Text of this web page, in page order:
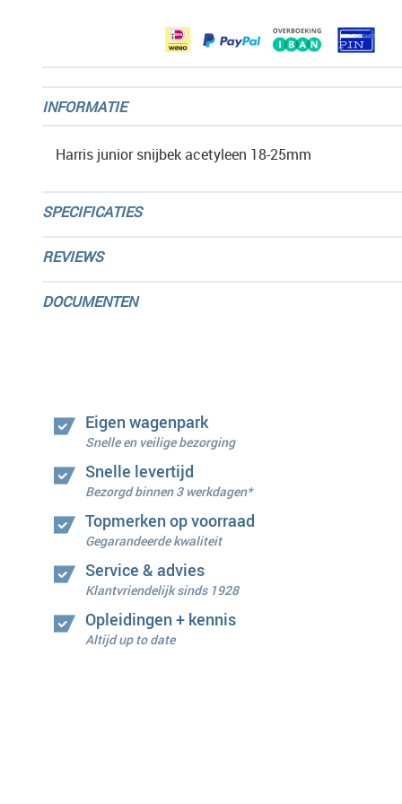
INFORMATIE
Harris junior snijbek acetyleen 18-25mm
SPECIFICATIES
REVIEWS
DOCUMENTEN
Eigen wagenpark
Snelle en veilige bezorging
Snelle levertijd
Bezorgd binnen 3 werkdagen*
Topmerken op voorraad
Gegarandeerde kwaliteit
Service & advies
Klantvriendelijk sinds 1928
Opleidingen + kennis
Altijd up to date